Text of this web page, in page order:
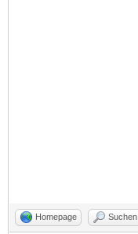
Homepage Suchen